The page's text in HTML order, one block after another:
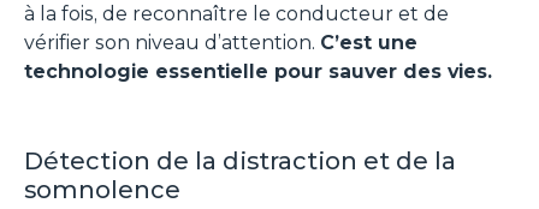
à la fois, de reconnaître le conducteur et de
vérifier son niveau d’attention. C’est une
technologie essentielle pour sauver des vies.
Détection de la distraction et de la
somnolence